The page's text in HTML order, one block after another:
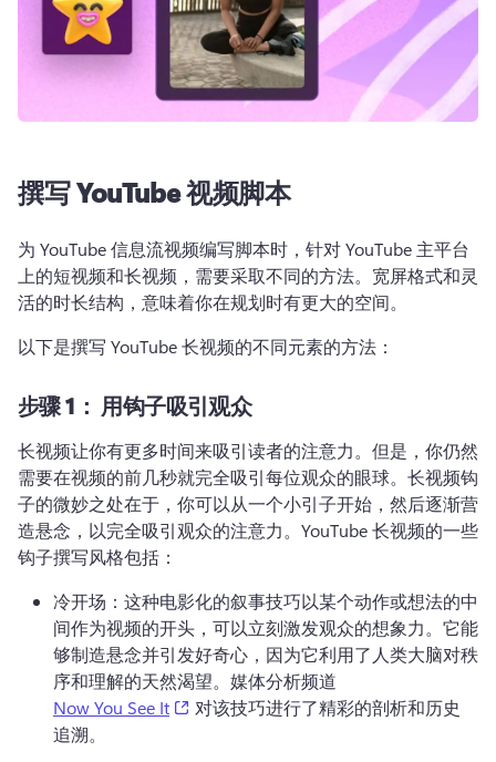
撰写 YouTube 视频脚本
为 YouTube 信息流视频编写脚本时，针对 YouTube 主平台
上的短视频和长视频，需要采取不同的方法。 宽屏格式和灵
活的时长结构，意味着你在规划时有更大的空间。
以下是撰写 YouTube 长视频的不同元素的方法：
步骤 1： 用钩子吸引观众
长视频让你有更多时间来吸引读者的注意力。 但是，你仍然
需要在视频的前几秒就完全吸引每位观众的眼球。 长视频钩
子的微妙之处在于，你可以从一个小引子开始，然后逐渐营
造悬念，以完全吸引观众的注意力。 YouTube 长视频的一些
钩子撰写风格包括：
冷开场：这种电影化的叙事技巧以某个动作或想法的中
间作为视频的开头，可以立刻激发观众的想象力。 它能
够制造悬念并引发好奇心，因为它利用了人类大脑对秩
序和理解的天然渴望。 媒体分析频道
Now You See It
(opens in a new tab)
对该技巧进行了精彩的剖析和历史
追溯。